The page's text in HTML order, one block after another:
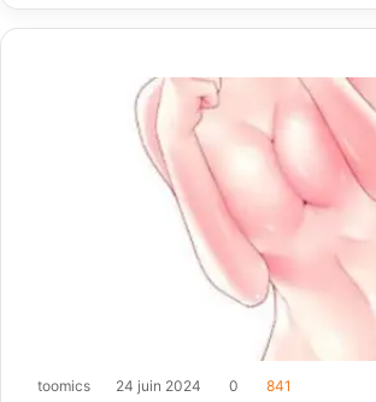
toomics 24 juin 2024 0 841